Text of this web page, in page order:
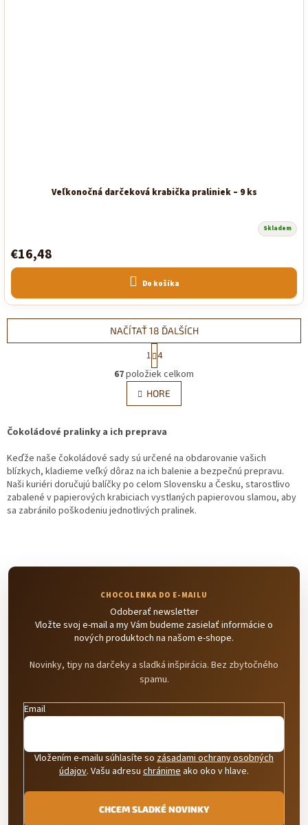
Veľkonočná darčeková krabička praliniek – 9 ks
Skladem
€16,48
Do košíka
O
v
l
á
a
i
e
p
r
v
ý
i
u
NAČÍTAŤ 18 ĎALŠÍCH
t
r
á
n
k
v
n
i
e
1 4
67položiek celkom
HORE
Čokoládové pralinky a ich preprava
Keďže naše čokoládové sady sú určené na obdarovanie vašich
blízkych, kladieme veľký dôraz na ich balenie a bezpečnú prepravu.
Naši kuriéri doručujú balíčky po celom Slovensku a Česku, starostlivo
zabalené v papierových krabiciach vystlaných papierovou slamou, aby
sa zabránilo poškodeniu jednotlivých pralinek.
Odoberať newsletter
Vložte svoj e-mail a my Vám budeme zasielať informácie o
nových produktoch na našom e-shope.
Novinky, tipy na darčeky a sladká inšpirácia. Bez zbytočného
spamu.
Email
Vložením e-mailu súhlasíte so zásadami ochrany osobných
údajov. Vašu adresu chránime ako oko v hlave.
CHCEM SLADKÉ NOVINKY